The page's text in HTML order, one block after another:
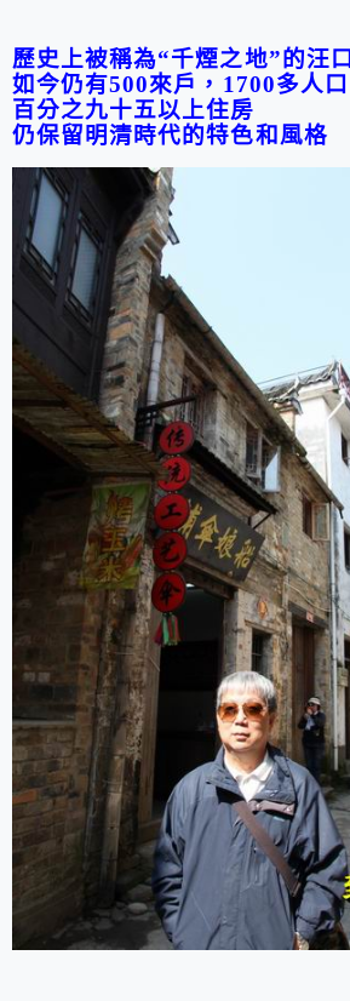
歷史上被稱為“千煙之地”的汪口
如今仍有500來戶， 1700多人口
百分之九十五以上住房
仍保留明清時代的特色和風格